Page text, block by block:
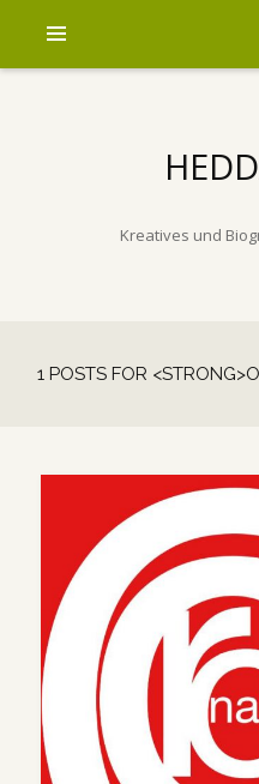
Kreatives und
1 POSTS FOR